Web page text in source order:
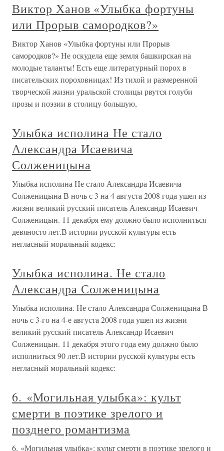
Виктор Ханов «Улыбка фортуны
или Прорыв самородков?»
Виктор Ханов «Улыбка фортуны или Прорыв
самородков?» Не оскудела еще земля башкирская на
молодые таланты! Есть еще литературный порох в
писательских пороховницах! Из тихой и размеренной
творческой жизни уральской столицы рвутся голуби
прозы и поэзии в столицу большую,
Улыбка исполина Не стало
Александра Исаевича
Солженицына
Улыбка исполина Не стало Александра Исаевича
Солженицына В ночь с 3 на 4 августа 2008 года ушел из
жизни великий русский писатель Александр Исаевич
Солженицын. 11 декабря ему должно было исполниться
девяносто лет.В истории русской культуры есть
негласный моральный кодекс:
Улыбка исполина. Не стало
Александра Солженицына
Улыбка исполина. Не стало Александра Солженицына В
ночь с 3-го на 4-е августа 2008 года ушел из жизни
великий русский писатель Александр Исаевич
Солженицын. 11 декабря этого года ему должно было
исполниться 90 лет.В истории русской культуры есть
негласный моральный кодекс:
6. «Могильная улыбка»: культ
смерти в поэтике зрелого и
позднего романтизма
6. «Могильная улыбка»: культ смерти в поэтике зрелого и